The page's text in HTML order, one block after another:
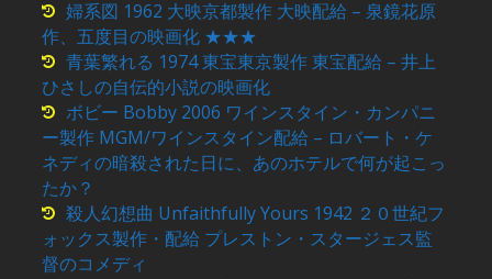
婦系図 1962 大映京都製作 大映配給 – 泉鏡花原
作、五度目の映画化 ★★★
青葉繁れる 1974 東宝東京製作 東宝配給 – 井上
ひさしの自伝的小説の映画化
ボビー Bobby 2006 ワインスタイン・カンパニ
ー製作 MGM/ワインスタイン配給 – ロバート・ケ
ネディの暗殺された日に、あのホテルで何が起こっ
たか？
殺人幻想曲 Unfaithfully Yours 1942 ２０世紀フ
ォックス製作・配給 プレストン・スタージェス監
督のコメディ